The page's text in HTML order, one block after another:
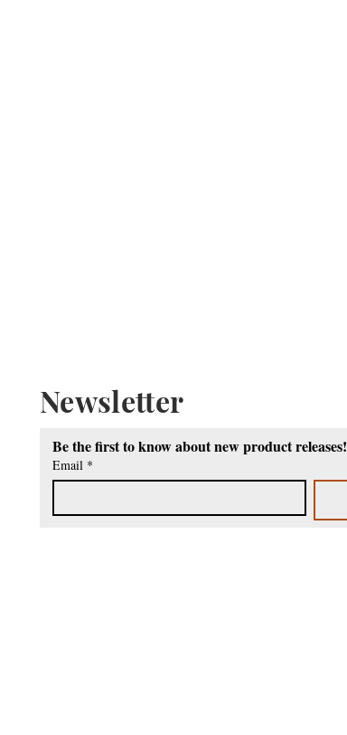
Newsletter
Be the first to know about new product releases!
Email *